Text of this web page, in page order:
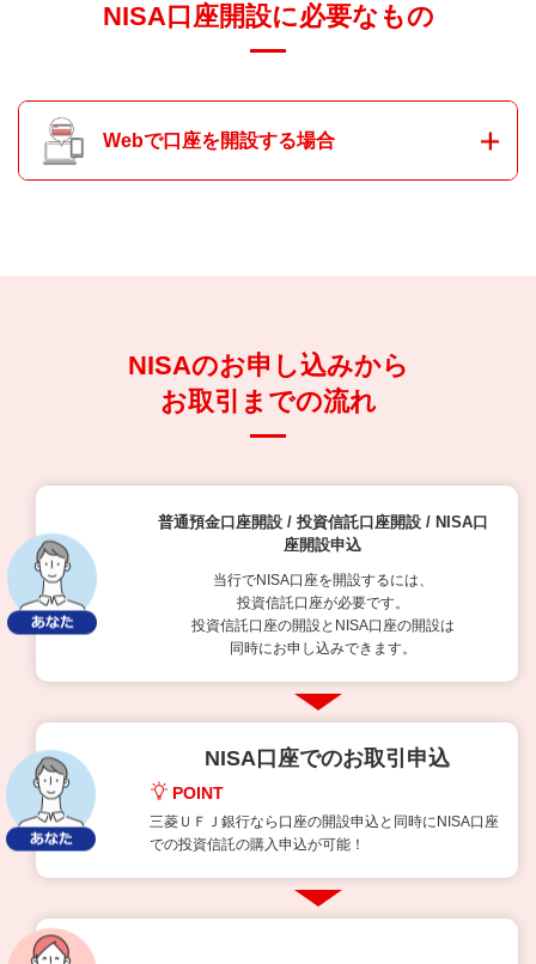
NISA口座開設に必要なもの
Webで口座を開設する場合
NISAのお申し込みから
お取引までの流れ
普通預金口座開設 / 投資信託口座開設 / NISA口
座開設申込
当行でNISA口座を開設するには、
投資信託口座が必要です。
投資信託口座の開設とNISA口座の開設は
同時にお申し込みできます。
NISA口座でのお取引申込
POINT
三菱ＵＦＪ銀行なら口座の開設申込と同時にNISA口座
での投資信託の購入申込が可能！